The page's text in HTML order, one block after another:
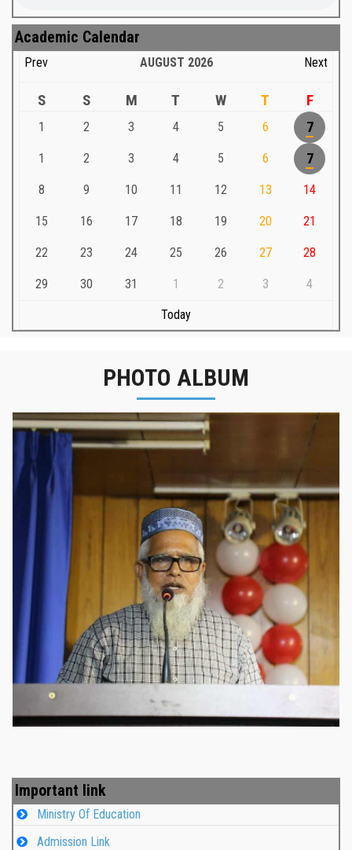
Academic Calendar
Prev AUGUST 2026 Next
S S M T W T F
1 2 3 4 5 6 7
1 2 3 4 5 6 7
8 9 10 11 12 13 14
15 16 17 18 19 20 21
22 23 24 25 26 27 28
29 30 31 1 2 3 4
Today
PHOTO ALBUM
নবীনবরণ - ২০২৫
Important link
Ministry Of Education
Admission Link